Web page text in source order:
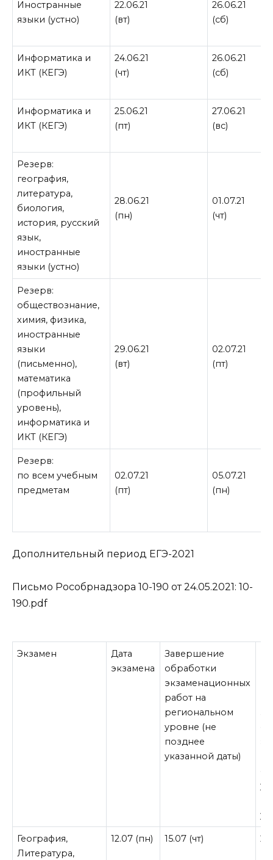
Иностранные
языки (устно)
22.06.21
(вт)
26.06.21
(сб)
Информатика и
ИКТ (КЕГЭ)
24.06.21
(чт)
26.06.21
(сб)
Информатика и
ИКТ (КЕГЭ)
25.06.21
(пт)
27.06.21
(вс)
Резерв:
география,
литература,
биология,
история, русский
язык,
иностранные
языки (устно)
28.06.21
(пн)
01.07.21
(чт)
Резерв:
обществознание,
химия, физика,
иностранные
языки
(письменно),
математика
(профильный
уровень),
информатика и
ИКТ (КЕГЭ)
29.06.21
(вт)
02.07.21
(пт)
Резерв:
по всем учебным
предметам
02.07.21
(пт)
05.07.21
(пн)
Дополнительный период ЕГЭ-2021
Письмо Рособрнадзора 10-190 от 24.05.2021: 10-
190.pdf
Экзамен
Дата
экзамена
Завершение
обработки
экзаменационных
работ на
региональном
уровне (не
позднее
указанной даты)
География,
Литература,
12.07 (пн) 15.07 (чт)